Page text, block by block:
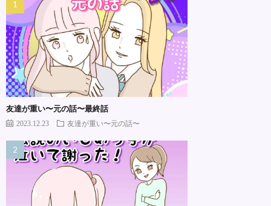
友達が重い〜元の話〜最終話
2023.12.23 友達が重い〜元の話〜